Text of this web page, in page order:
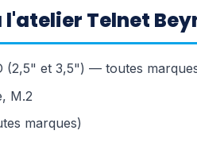
Telnet
(2,5" et 3,5") — toutes
M.2
marques)